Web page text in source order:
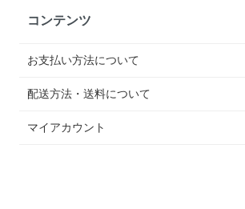
コンテンツ
お支払い方法について
配送方法・送料について
マイアカウント